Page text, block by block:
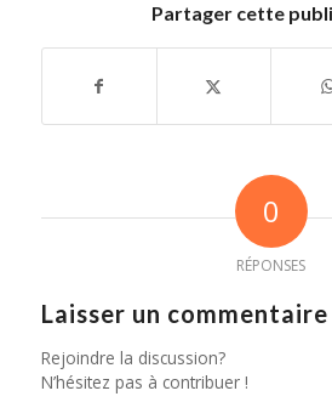
Partager cette
0
RÉPONSES
Laisser un commentaire
Rejoindre la discussion?
N’hésitez pas à contribuer !